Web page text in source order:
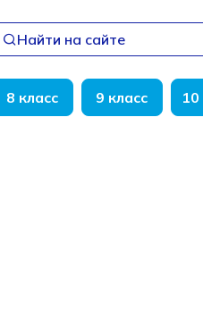
Найти на сайте
8 класс 9 класс 10